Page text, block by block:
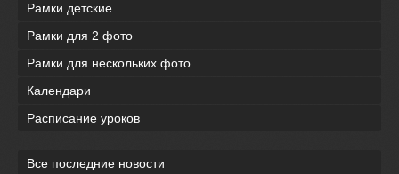
Рамки детские
Рамки для 2 фото
Рамки для нескольких фото
Календари
Расписание уроков
Все последние новости